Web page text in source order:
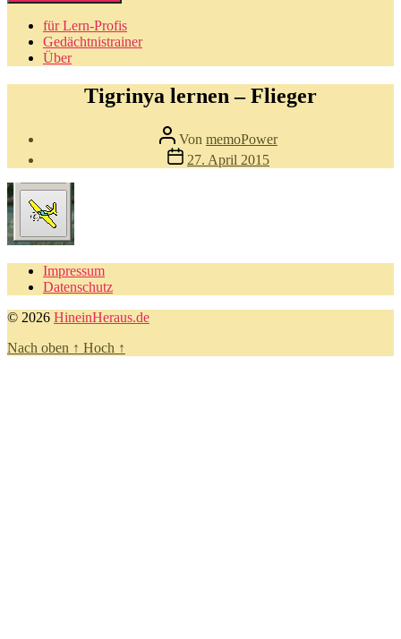
für Lern-Profis
Gedächtnistrainer
Über
Tigrinya lernen – Flieger
Beitragsautor
Von memoPower
Beitragsdatum
27. April 2015
Impressum
Datenschutz
© 2026 HineinHeraus.de
Nach oben ↑ Hoch ↑